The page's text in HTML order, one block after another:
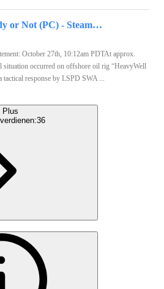
Ready or Not (PC) - Steam Key - GLOBAL
October 27th, 10:12am PDTAt approx.
situation occurred on offshore oil rig “HeavyWell
response by LSPD SWA ...
Plus
36